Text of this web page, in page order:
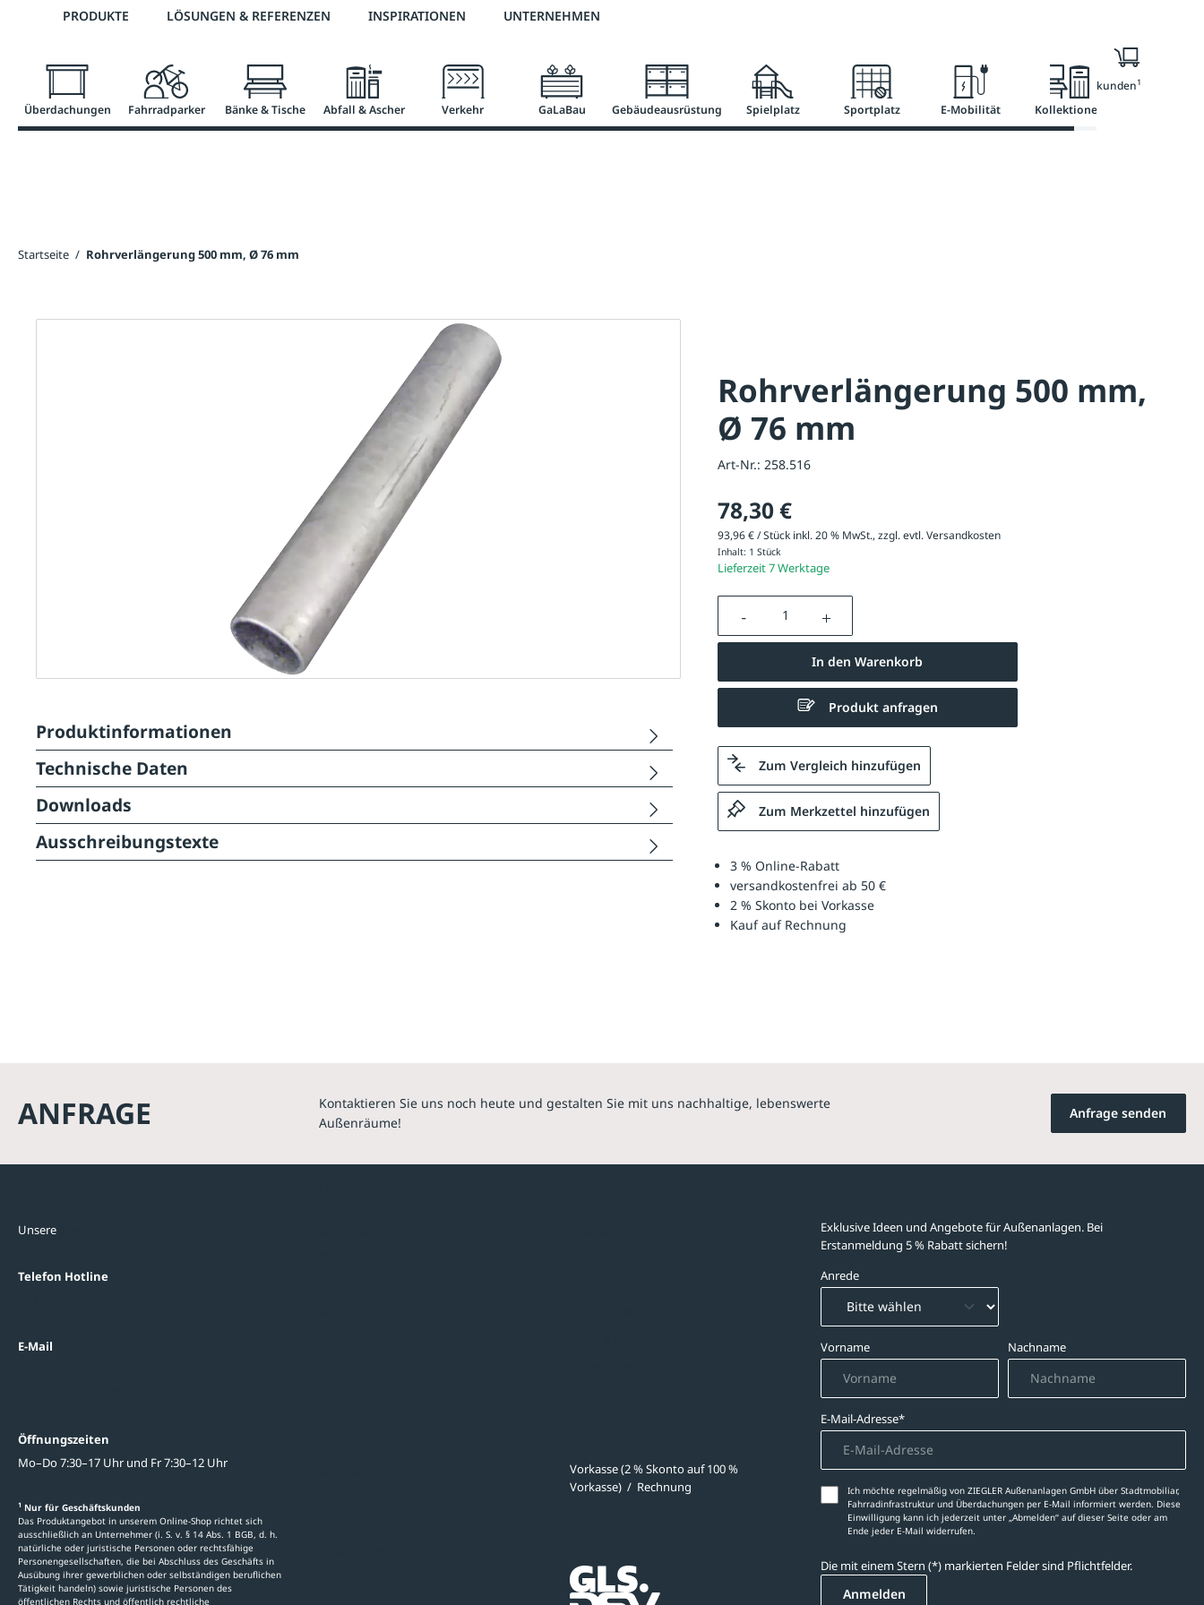
Zur Hauptnavigation springen
Telefon: +43 7672 95895 0 3 % Online-Rabatt versandkostenfrei ab 50 €
PRODUKTE LÖSUNGEN & REFERENZEN INSPIRATIONEN UNTERNEHMEN
Überdachungen Fahrradparker Bänke & Tische Abfall & Ascher Verkehr GaLaBau Gebäudeausrüstung Spielplatz Sportplatz E-Mobilität Kollektionen
Nur für Geschäftskunden1
Startseite / Rohrverlängerung 500 mm, Ø 76 mm
Rohrverlängerung 500 mm,
Ø 76 mm
Art-Nr.: 258.516
78,30 €
93,96 € / Stück inkl. 20 % MwSt., zzgl. evtl.Versandkosten
Inhalt: 1 Stück
Lieferzeit 7 Werktage
Produkt Anzahl: Gib den gewünschten Wert ein oder
In den Warenkorb
Produkt anfragen
Zum Vergleich hinzufügen
Zum Merkzettel hinzufügen
3 % Online-Rabatt
versandkostenfrei ab 50 €
2 % Skonto bei Vorkasse
Kauf auf Rechnung
Produktinformationen
Technische Daten
Downloads
Ausschreibungstexte
ANFRAGE
Kontaktieren Sie uns noch heute und gestalten Sie mit uns nachhaltige, lebenswerte
Außenräume!
Anfrage senden
Unsere
Telefon Hotline
E-Mail
Öffnungszeiten
Mo–Do 7:30–17 Uhr und Fr 7:30–12 Uhr
1 Nur für Geschäftskunden
Das Produktangebot in unserem Online-Shop richtet sich
ausschließlich an Unternehmer (i. S. v. § 14 Abs. 1 BGB, d. h.
natürliche oder juristische Personen oder rechtsfähige
Personengesellschaften, die bei Abschluss des Geschäfts in
Ausübung ihrer gewerblichen oder selbständigen beruflichen
Tätigkeit handeln) sowie juristische Personen des
öffentlichen Rechts und öffentlich rechtliche
Vorkasse (2 % Skonto auf 100 %
Vorkasse) / Rechnung
Exklusive Ideen und Angebote für Außenanlagen. Bei
Erstanmeldung 5 % Rabatt sichern!
Anrede
Vorname Nachname
E-Mail-Adresse*
Ich möchte regelmäßig von ZIEGLER Außenanlagen GmbH über Stadtmobiliar,
Fahrradinfrastruktur und Überdachungen per E-Mail informiert werden. Diese
Einwilligung kann ich jederzeit unter „Abmelden‘‘ auf dieser Seite oder am
Ende jeder E-Mail widerrufen.
Die mit einem Stern (*) markierten Felder sind Pflichtfelder.
Anmelden